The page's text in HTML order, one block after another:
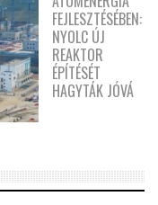
FEJLESZTÉSÉBEN:
NYOLC ÚJ
REAKTOR
ÉPÍTÉSÉT
HAGYTÁK JÓVÁ